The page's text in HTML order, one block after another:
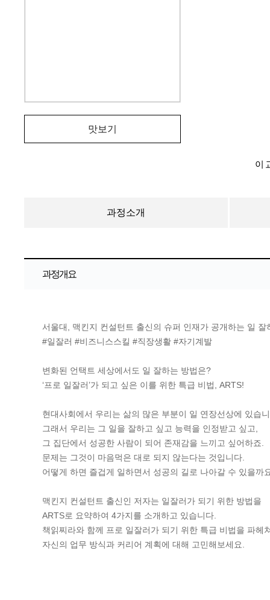
맛보기
이
과정소개
과정개요
서울대, 맥킨지 컨설턴트 출신의 슈퍼 인재가 공개하는 일 잘
#일잘러 #비즈니스스킬 #직장생활 #자기계발
변화된 언택트 세상에서도 일 잘하는 방법은?
‘프로 일잘러’가 되고 싶은 이를 위한 특급 비법, ARTS!
현대사회에서 우리는 삶의 많은 부분이 일 연장선상에 있습
그래서 우리는 그 일을 잘하고 싶고 능력을 인정받고 싶고,
그 집단에서 성공한 사람이 되어 존재감을 느끼고 싶어하죠.
문제는 그것이 마음먹은 대로 되지 않는다는 것입니다.
어떻게 하면 즐겁게 일하면서 성공의 길로 나아갈 수 있을까
맥킨지 컨설턴트 출신인 저자는 일잘러가 되기 위한 방법을
ARTS로 요약하여 4가지를 소개하고 있습니다.
책읽찌라와 함께 프로 일잘러가 되기 위한 특급 비법을 파헤
자신의 업무 방식과 커리어 계획에 대해 고민해보세요.